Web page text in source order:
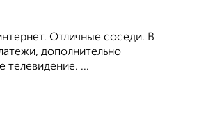
Отличные соседи. В
дополнительно
телевидение. ...